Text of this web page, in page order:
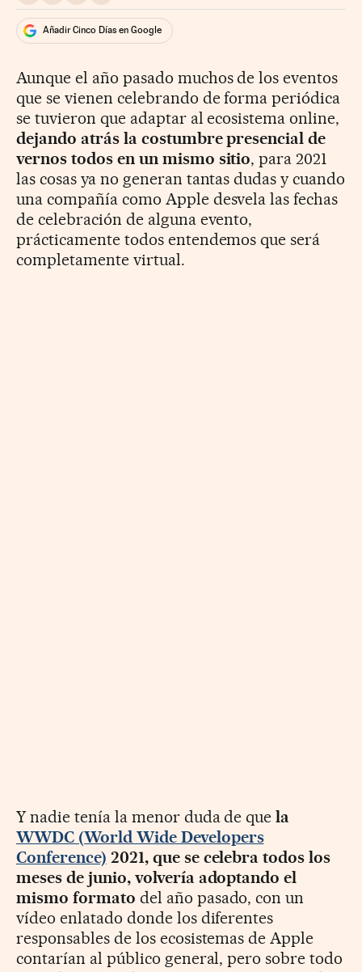
Añadir Cinco Días en Google
Aunque el año pasado muchos de los eventos
que se vienen celebrando de forma periódica
se tuvieron que adaptar al ecosistema online,
dejando atrás la costumbre presencial de
vernos todos en un mismo sitio, para 2021
las cosas ya no generan tantas dudas y cuando
una compañía como Apple desvela las fechas
de celebración de alguna evento,
prácticamente todos entendemos que será
completamente virtual.
Y nadie tenía la menor duda de quela
WWDC (World Wide Developers
Conference) 2021, que se celebra todos los
meses de junio, volvería adoptando el
mismo formato del año pasado, con un
vídeo enlatado donde los diferentes
responsables de los ecosistemas de Apple
contarían al público general, pero sobre todo